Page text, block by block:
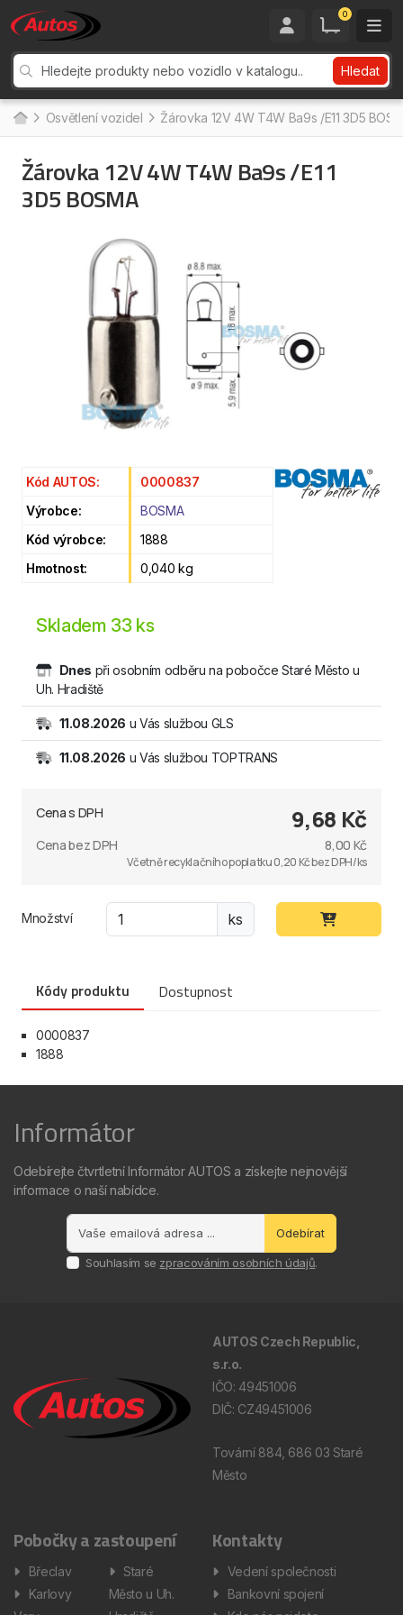
0
Hledat
Osvětlení vozidel Žárovka 12V 4W T4W Ba9s /E11 3D5
Žárovka 12V 4W T4W Ba9s /E11
3D5 BOSMA
Kód AUTOS:
0000837
Výrobce:
BOSMA
Kód výrobce:
1888
Hmotnost:
0,040 kg
Skladem 33 ks
Dnes při osobním odběru na pobočce Staré Město u
Uh. Hradiště
11.08.2026 u Vás službou GLS
11.08.2026 u Vás službou TOPTRANS
Cena bez DPH 8,00 Kč
Cena s DPH 9,68 Kč
Včetně recyklačního poplatku 0,20 Kč bez DPH/ks
Množství ks
Kódy produktu Dostupnost
0000837
1888
Informátor
Odebírejte čtvrtletní Informátor AUTOS a získejte nejnovější
informace o naší nabídce.
Odebírat
Souhlasím se zpracováním osobních údajů.
AUTOS Czech Republic,
s.r.o.
IČO: 49451006
DIČ: CZ49451006
Tovární 884, 686 03 Staré
Město
Pobočky a zastoupení
Břeclav
Karlovy
Staré
Město u Uh.
Kontakty
Vedení společnosti
Bankovní spojení